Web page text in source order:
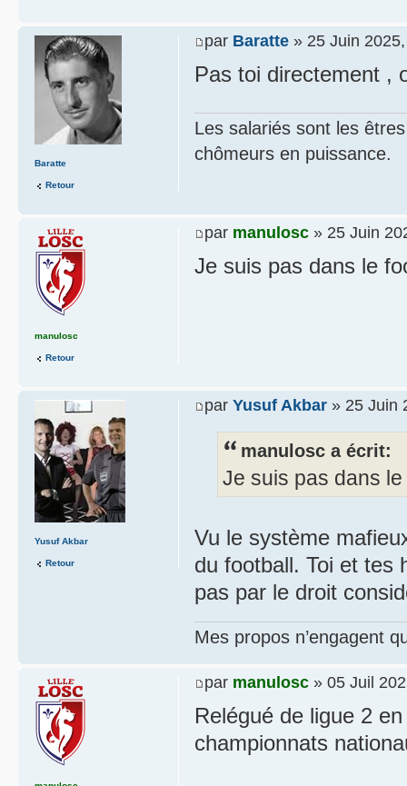
par Baratte » 25 Juin
Pas toi directement ,
Les salariés sont les
chômeurs en puissance.
Baratte
Retour
par manulosc » 25 Juin
Je suis pas dans le
manulosc
Retour
par Yusuf Akbar » 25 Juin
manulosc a écrit:
Je suis pas dans
Vu le système
du football. Toi et tes
pas par le droit
Mes propos n’engagent
Yusuf Akbar
Retour
par manulosc » 05 Juil
Relégué de ligue 2
championnats